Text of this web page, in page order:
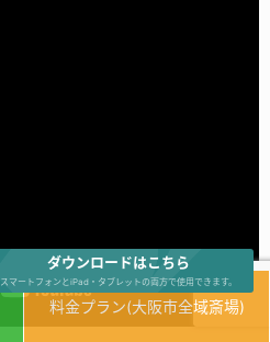
料金プラン(大阪市全域斎場)
ダウンロードはこちら
スマートフォンとiPad・タブレットの両方で使用できます。